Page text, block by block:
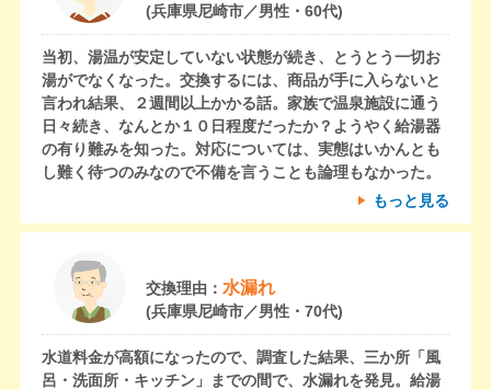
(兵庫県尼崎市／男性・60代)
当初、湯温が安定していない状態が続き、とうとう一切お
湯がでなくなった。交換するには、商品が手に入らないと
言われ結果、２週間以上かかる話。家族で温泉施設に通う
日々続き、なんとか１０日程度だったか？ようやく給湯器
の有り難みを知った。対応については、実態はいかんとも
し難く待つのみなので不備を言うことも論理もなかった。
もっと見る
交換理由： 水漏れ
(兵庫県尼崎市／男性・70代)
水道料金が高額になったので、調査した結果、三か所「風
呂・洗面所・キッチン」までの間で、水漏れを発見。給湯